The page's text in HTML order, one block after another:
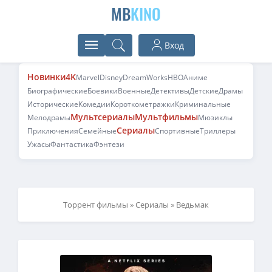
MBKINO
Вход
Новинки4KMarvelDisneyDreamWorksHBOАниме
БиографическиеБоевикиВоенныеДетективыДетскиеДрамы
ИсторическиеКомедииКороткометражкиКриминальные
МелодрамыМультсериалыМультфильмыМюзиклы
ПриключенияСемейныеСериалыСпортивныеТриллеры
УжасыФантастикаФэнтези
Торрент фильмы »Сериалы » Ведьмак